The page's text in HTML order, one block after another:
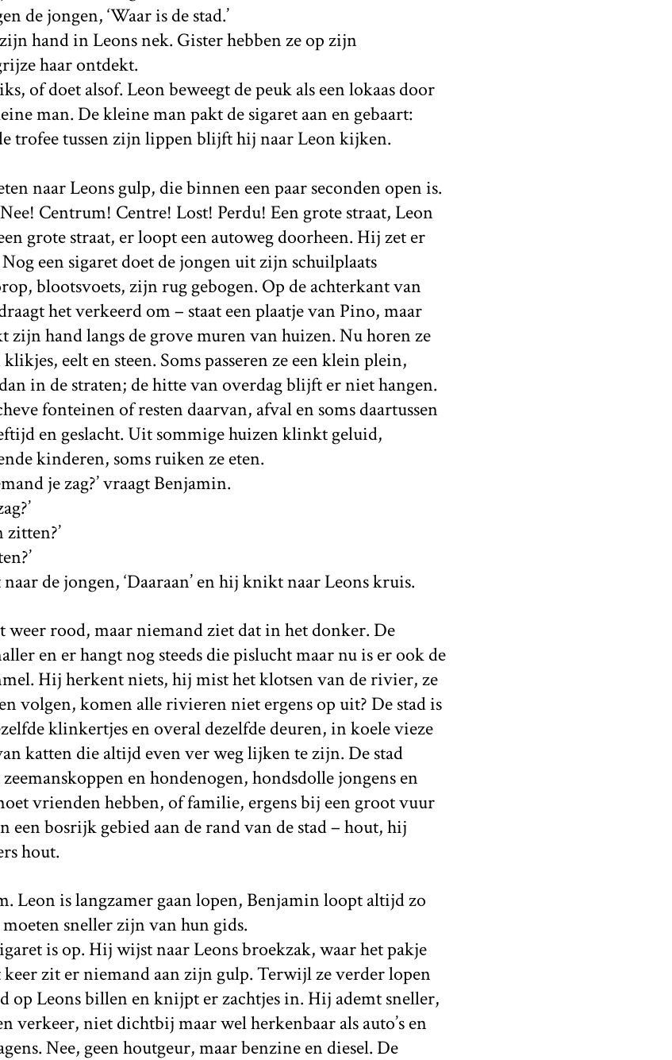
de jongen, ‘Waar is de stad.’
hand in Leons nek. Gister hebben ze op zijn
haar ontdekt.
of doet alsof. Leon beweegt de peuk als een lokaas door
man. De kleine man pakt de sigaret aan en gebaart:
trofee tussen zijn lippen blijft hij naar Leon kijken.
naar Leons gulp, die binnen een paar seconden open is.
Centrum! Centre! Lost! Perdu! Een grote straat, Leon
grote straat, er loopt een autoweg doorheen. Hij zet er
een sigaret doet de jongen uit zijn schuilplaats
blootsvoets, zijn rug gebogen. Op de achterkant van
het verkeerd om – staat een plaatje van Pino, maar
zijn hand langs de grove muren van huizen. Nu horen ze
eelt en steen. Soms passeren ze een klein plein,
in de straten; de hitte van overdag blijft er niet hangen.
fonteinen of resten daarvan, afval en soms daartussen
en geslacht. Uit sommige huizen klinkt geluid,
kinderen, soms ruiken ze eten.
je zag?’ vraagt Benjamin.
zitten?’
de jongen, ‘Daaraan’ en hij knikt naar Leons kruis.
rood, maar niemand ziet dat in het donker. De
en er hangt nog steeds die pislucht maar nu is er ook de
Hij herkent niets, hij mist het klotsen van de rivier, ze
volgen, komen alle rivieren niet ergens op uit? De stad is
klinkertjes en overal dezelfde deuren, in koele vieze
katten die altijd even ver weg lijken te zijn. De stad
en hondenogen, hondsdolle jongens en
vrienden hebben, of familie, ergens bij een groot vuur
een bosrijk gebied aan de rand van de stad – hout, hij
hout.
Leon is langzamer gaan lopen, Benjamin loopt altijd zo
sneller zijn van hun gids.
is op. Hij wijst naar Leons broekzak, waar het pakje
zit er niemand aan zijn gulp. Terwijl ze verder lopen
op Leons billen en knijpt er zachtjes in. Hij ademt sneller,
verkeer, niet dichtbij maar wel herkenbaar als auto’s en
Nee, geen houtgeur, maar benzine en diesel. De